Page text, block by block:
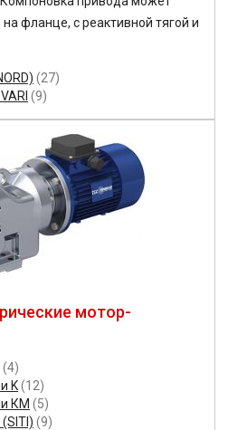
фланце, с реактивной тягой и
(27)
(9)
мотор-
(4)
K(12)
КМ (5)
(9)